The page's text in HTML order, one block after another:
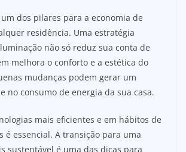
dos pilares para a economia de
residência. Uma estratégia
não só reduz sua conta de
melhora o conforto e a estética do
mudanças podem gerar um
no consumo de energia da sua casa.
mais eficientes e em hábitos de
é essencial. A transição para uma
sustentável é uma das dicas para